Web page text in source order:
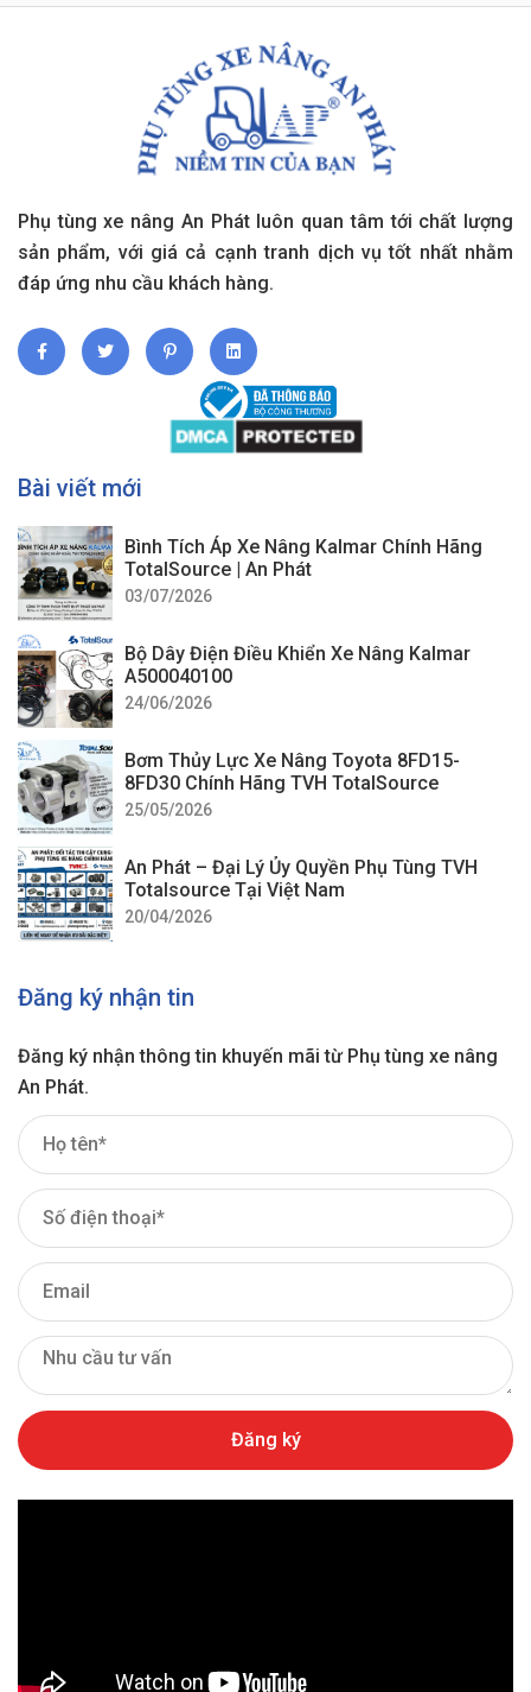
Phụ tùng xe nâng An Phát luôn quan tâm tới chất lượng
sản phẩm, với giá cả cạnh tranh dịch vụ tốt nhất nhằm
đáp ứng nhu cầu khách hàng.
Bài viết mới
Bình Tích Áp Xe Nâng Kalmar Chính Hãng
TotalSource | An Phát
03/07/2026
Bộ Dây Điện Điều Khiển Xe Nâng Kalmar
A500040100
24/06/2026
Bơm Thủy Lực Xe Nâng Toyota 8FD15-
8FD30 Chính Hãng TVH TotalSource
25/05/2026
An Phát – Đại Lý Ủy Quyền Phụ Tùng TVH
Totalsource Tại Việt Nam
20/04/2026
Đăng ký nhận tin
Đăng ký nhận thông tin khuyến mãi từ Phụ tùng xe nâng
An Phát.